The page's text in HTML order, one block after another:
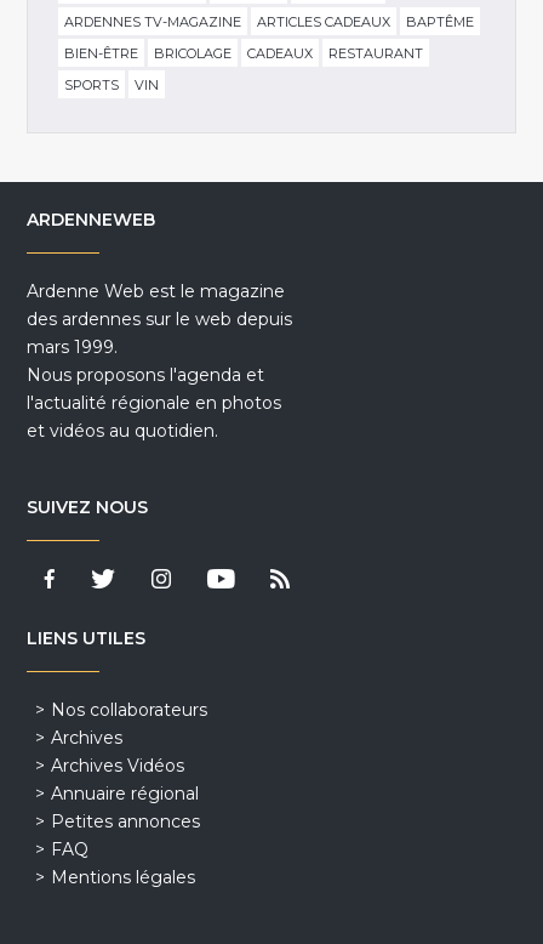
ARDENNES TV-MAGAZINE
ARTICLES CADEAUX
BAPTÊME
BIEN-ÊTRE
BRICOLAGE CADEAUX
RESTAURANT
SPORTS
VIN
ARDENNEWEB
Ardenne Web est le magazine
des ardennes sur le web depuis
mars 1999.
Nous proposons l'agenda et
l'actualité régionale en photos
et vidéos au quotidien.
SUIVEZ NOUS
LIENS UTILES
Nos collaborateurs
Archives
Archives Vidéos
Annuaire régional
Petites annonces
FAQ
Mentions légales